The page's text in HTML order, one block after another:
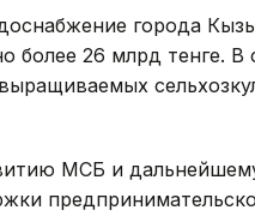
города
более 26 млрд тенге.
МСБ и